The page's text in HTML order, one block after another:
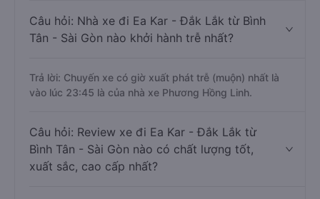
Câu hỏi: Nhà xe đi Ea Kar - Đắk Lắk từ Bình
Tân - Sài Gòn nào khởi hành trễ nhất?
Trả lời: Chuyến xe có giờ xuất phát trễ (muộn) nhất là
vào lúc 23:45 là của nhà xe Phương Hồng Linh.
Câu hỏi: Review xe đi Ea Kar - Đắk Lắk từ
Bình Tân - Sài Gòn nào có chất lượng tốt,
xuất sắc, cao cấp nhất?